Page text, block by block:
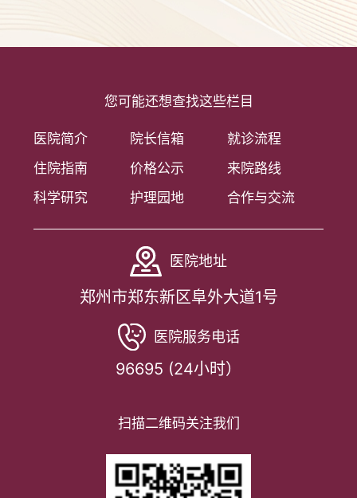
您可能还想查找这些栏目
医院简介 院长信箱
就诊流程
住院指南
价格公示
来院路线
科学研究
护理园地 合作与交流
医院地址
郑州市郑东新区阜外大道1号
医院服务电话
96695 (24小时）
扫描二维码关注我们